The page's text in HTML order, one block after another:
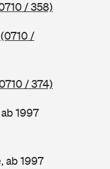
/ 358)
(0710 /
/ 374)
1997
ab 1997